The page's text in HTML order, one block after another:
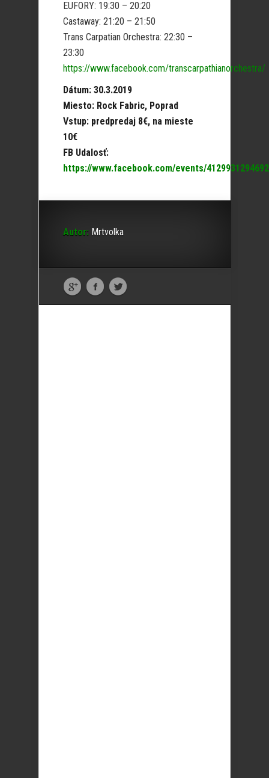
EUFORY: 19:30 – 20:20
Castaway: 21:20 – 21:50
Trans Carpatian Orchestra: 22:30 –
23:30
https://www.facebook.com/transcarpathianorchestra/
Dátum: 30.3.2019
Miesto: Rock Fabric, Poprad
Vstup: predpredaj 8€, na mieste
10€
FB Udalosť:
https://www.facebook.com/events/
Autor: Mrtvolka